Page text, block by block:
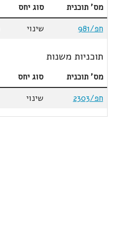
מס' תוכנית סוג יחס
חפ/981
שינוי
תוכניות משנות
מס' תוכנית סוג יחס
חפ/2303
שינוי